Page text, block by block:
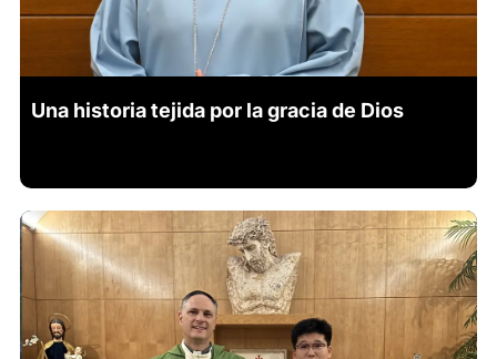
Una historia tejida por la gracia de Dios